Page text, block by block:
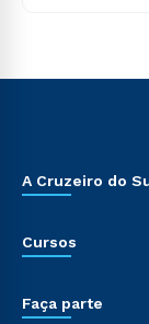
A Cruzeiro do
Cursos
Faça parte